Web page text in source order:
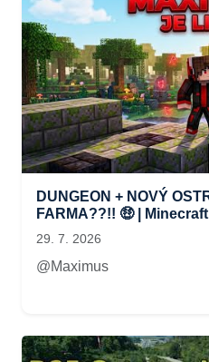
DUNGEON + NOVÝ
FARMA??!! 🤑 |
29. 7. 2026
@Maximus